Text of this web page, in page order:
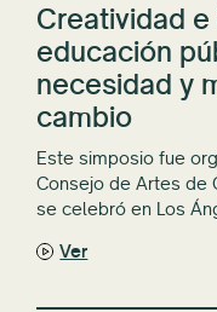
Creatividad
educación
necesidad y
cambio
Este simposio fue
Consejo de Artes de
se celebró en Los
Ver